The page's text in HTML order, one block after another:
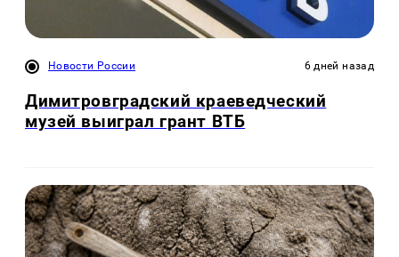
Новости России 6 дней назад
Димитровградский краеведческий
музей выиграл грант ВТБ